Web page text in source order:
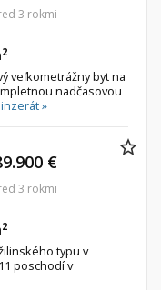
2
veľkometrážny byt na
nadčasovou
»
3 rokmi
2
typu v
poschodí v
€
3 rokmi